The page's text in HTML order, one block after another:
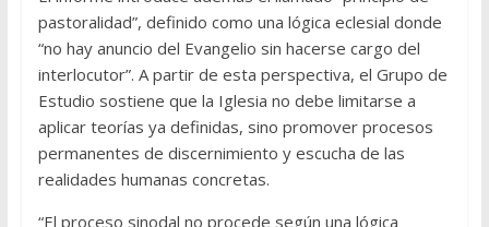
pastoralidad”, definido como una lógica eclesial donde
“no hay anuncio del Evangelio sin hacerse cargo del
interlocutor”. A partir de esta perspectiva, el Grupo de
Estudio sostiene que la Iglesia no debe limitarse a
aplicar teorías ya definidas, sino promover procesos
permanentes de discernimiento y escucha de las
realidades humanas concretas.
“El proceso sinodal no procede según una lógica